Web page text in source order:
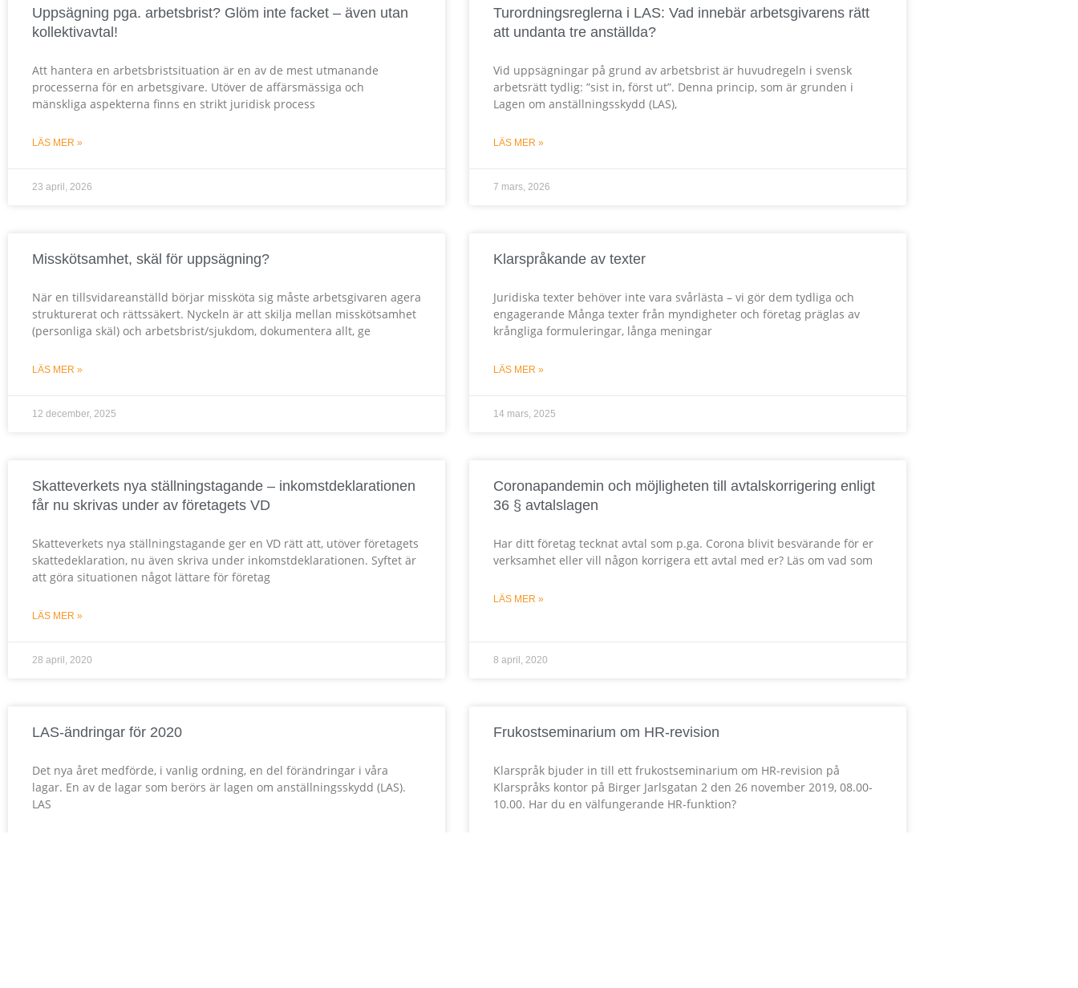
Uppsägning pga. arbetsbrist? Glöm inte facket – även utan
kollektivavtal!
Att hantera en arbetsbristsituation är en av de mest utmanande
processerna för en arbetsgivare. Utöver de affärsmässiga och
mänskliga aspekterna finns en strikt juridisk process
LÄS MER »
23 april, 2026
Turordningsreglerna i LAS: Vad innebär arbetsgivarens rätt
att undanta tre anställda?
Vid uppsägningar på grund av arbetsbrist är huvudregeln i svensk
arbetsrätt tydlig: ”sist in, först ut”. Denna princip, som är grunden i
Lagen om anställningsskydd (LAS),
LÄS MER »
7 mars, 2026
Misskötsamhet, skäl för uppsägning?
När en tillsvidareanställd börjar missköta sig måste arbetsgivaren agera
strukturerat och rättssäkert. Nyckeln är att skilja mellan misskötsamhet
(personliga skäl) och arbetsbrist/sjukdom, dokumentera allt, ge
LÄS MER »
12 december, 2025
Klarspråkande av texter
Juridiska texter behöver inte vara svårlästa – vi gör dem tydliga och
engagerande Många texter från myndigheter och företag präglas av
krångliga formuleringar, långa meningar
LÄS MER »
14 mars, 2025
Skatteverkets nya ställningstagande – inkomstdeklarationen
får nu skrivas under av företagets VD
Skatteverkets nya ställningstagande ger en VD rätt att, utöver företagets
skattedeklaration, nu även skriva under inkomstdeklarationen. Syftet är
att göra situationen något lättare för företag
LÄS MER »
28 april, 2020
Coronapandemin och möjligheten till avtalskorrigering enligt
36 § avtalslagen
Har ditt företag tecknat avtal som p.ga. Corona blivit besvärande för er
verksamhet eller vill någon korrigera ett avtal med er? Läs om vad som
LÄS MER »
8 april, 2020
LAS-ändringar för 2020
Det nya året medförde, i vanlig ordning, en del förändringar i våra
lagar. En av de lagar som berörs är lagen om anställningsskydd (LAS).
LAS
Frukostseminarium om HR-revision
Klarspråk bjuder in till ett frukostseminarium om HR-revision på
Klarspråks kontor på Birger Jarlsgatan 2 den 26 november 2019, 08.00-
10.00. Har du en välfungerande HR-funktion?